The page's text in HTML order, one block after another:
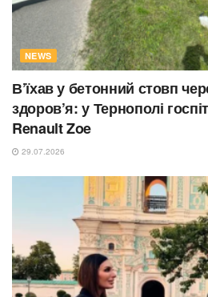
NEWS
В’їхав у бетонний стовп
здоров’я: у Тернополі
Renault Zoe
29.07.2026